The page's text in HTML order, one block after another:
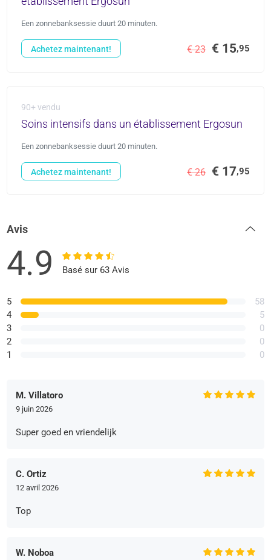
Een zonnebanksessie duurt 20 minuten.
€ 23 € 15,95
Achetez maintenant!
90+ vendu
Soins intensifs dans un établissement Ergosun
Een zonnebanksessie duurt 20 minuten.
€ 26 € 17,95
Achetez maintenant!
Avis
4.9 Basé sur 63 Avis
5
4
3
2
1
58
5
0
0
0
M. Villatoro
9 juin 2026
Super goed en vriendelijk
C. Ortiz
12 avril 2026
Top
W. Noboa